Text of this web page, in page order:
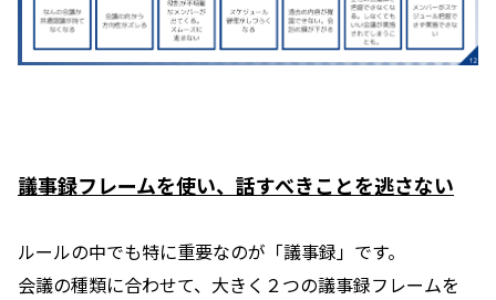
議事録フレームを使い、話すべきことを逃さない
ルールの中でも特に重要なのが「議事録」です。
会議の種類に合わせて、大きく２つの議事録フレームを